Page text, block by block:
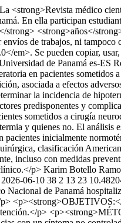
<strong>Revista médico
En ella participan
<strong>años</
de trabajos, ni
em>. Se pueden copiar,
de Panamá es-ES
en pacientes
asociada a efectos
la incidencia de
predisponentes y
sometidos a cirugía
y quienes no. El
inicialmente
clasificación
incluso con medidas
p> Karim Botello
2026-06-10 38 2 13 23
de Panamá
p>